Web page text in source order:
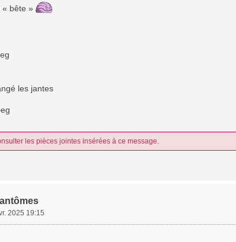
« bête »
les jantes
les pièces jointes insérées à ce message.
2025 19:15